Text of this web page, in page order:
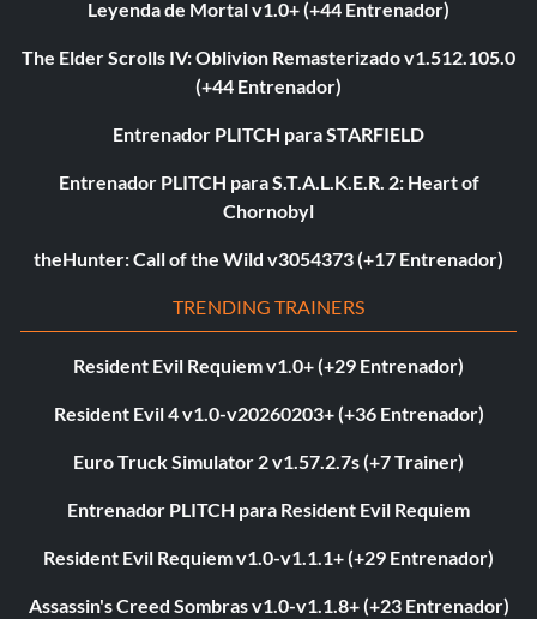
Leyenda de Mortal v1.0+ (+44 Entrenador)
The Elder Scrolls IV: Oblivion Remasterizado v1.512.105.0
(+44 Entrenador)
Entrenador PLITCH para STARFIELD
Entrenador PLITCH para S.T.A.L.K.E.R. 2: Heart of
Chornobyl
theHunter: Call of the Wild v3054373 (+17 Entrenador)
TRENDING TRAINERS
Resident Evil Requiem v1.0+ (+29 Entrenador)
Resident Evil 4 v1.0-v20260203+ (+36 Entrenador)
Euro Truck Simulator 2 v1.57.2.7s (+7 Trainer)
Entrenador PLITCH para Resident Evil Requiem
Resident Evil Requiem v1.0-v1.1.1+ (+29 Entrenador)
Assassin's Creed Sombras v1.0-v1.1.8+ (+23 Entrenador)